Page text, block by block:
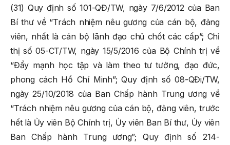
(31) Quy định số 101-QĐ/TW, ngày 7/6/2012 của Ban
Bí thư về “Trách nhiệm nêu gương của cán bộ, đảng
viên, nhất là cán bộ lãnh đạo chủ chốt các cấp”; Chỉ
thị số 05-CT/TW, ngày 15/5/2016 của Bộ Chính trị về
“Đẩy mạnh học tập và làm theo tư tưởng, đạo đức,
phong cách Hồ Chí Minh”; Quy định số 08-QĐi/TW,
ngày 25/10/2018 của Ban Chấp hành Trung ương về
“Trách nhiệm nêu gương của cán bộ, đảng viên, trước
hết là Ủy viên Bộ Chính trị, Ủy viên Ban Bí thư, Ủy viên
Ban Chấp hành Trung ương”; Quy định số 214-